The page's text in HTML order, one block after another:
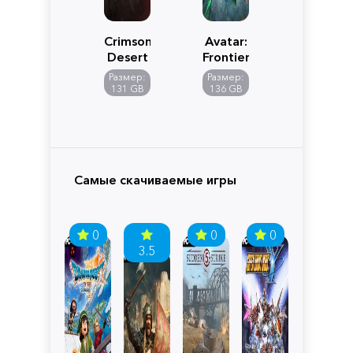
Crimson
Desert
Размер:
131 GB
Avatar:
Frontiers
of
Pandora
Размер:
136 GB
Самые скачиваемые игры
0
3.5
0 0